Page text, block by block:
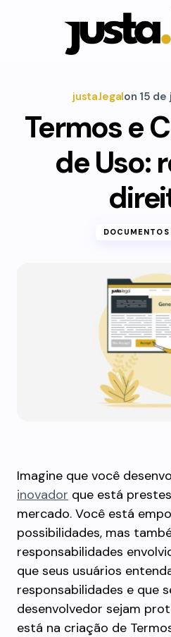
justa.legalon 15 de
Termos e
de Uso:
Imagine que você
inovador que está
mercado. Você está
possibilidades, mas
responsabilidades
que seus usuários
responsabilidades e que
desenvolvedor sejam
está na criação de